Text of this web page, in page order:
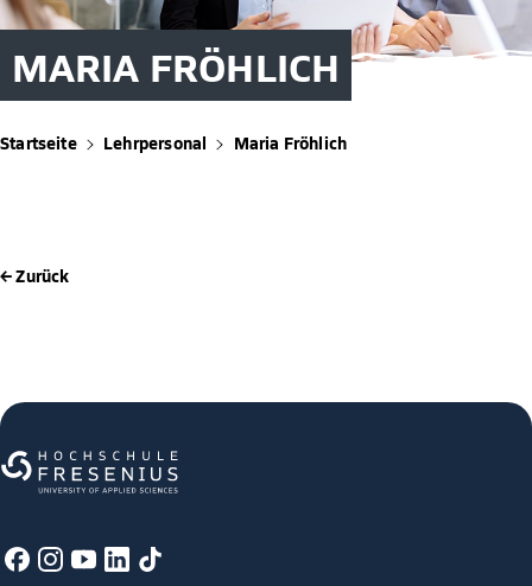
MARIA FRÖHLICH
Startseite Lehrpersonal Maria Fröhlich
← Zurück